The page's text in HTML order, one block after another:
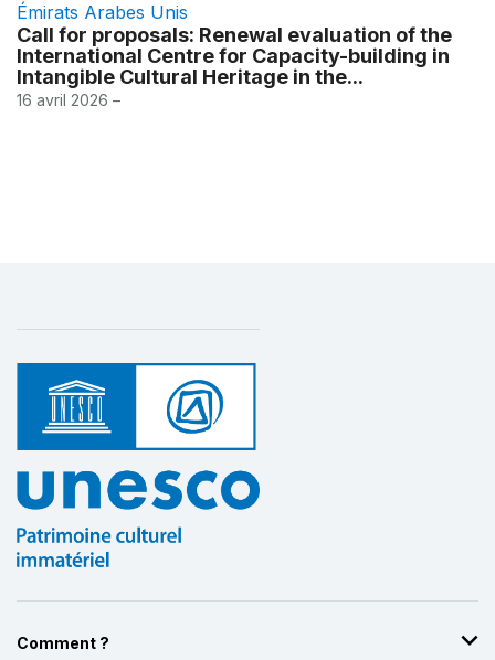
Émirats Arabes Unis
Call for proposals: Renewal evaluation of the
International Centre for Capacity-building in
Intangible Cultural Heritage in the...
16 avril 2026 –
Comment ?